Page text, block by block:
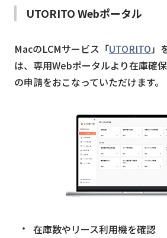
UTORITO Webポータル
MacのLCMサービス「UTORITO」
は、専用Webポータルより在庫確
の申請をおこなっていただけます。
在庫数やリース利用機を確認